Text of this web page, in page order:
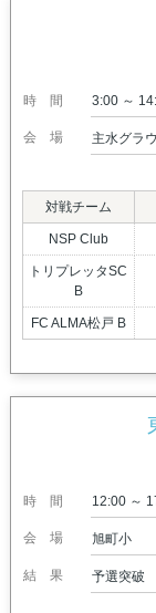
時間 3:00 ～
会場 主水グラ
対戦チーム
NSP Club
トリプレッタSC
B
FC ALMA松戸 B
時間 12:00 ～
会場 旭町小
結果 予選突破